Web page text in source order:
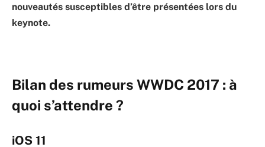
nouveautés susceptibles d’être présentées lors du
keynote.
Bilan des rumeurs WWDC 2017 : à
quoi s’attendre ?
iOS 11